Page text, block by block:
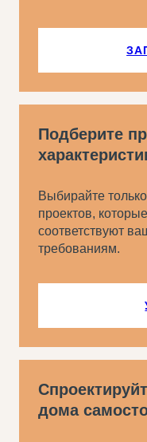
Подберите
Выбирайте
проектов,
соответствуют
требованиям.
дома